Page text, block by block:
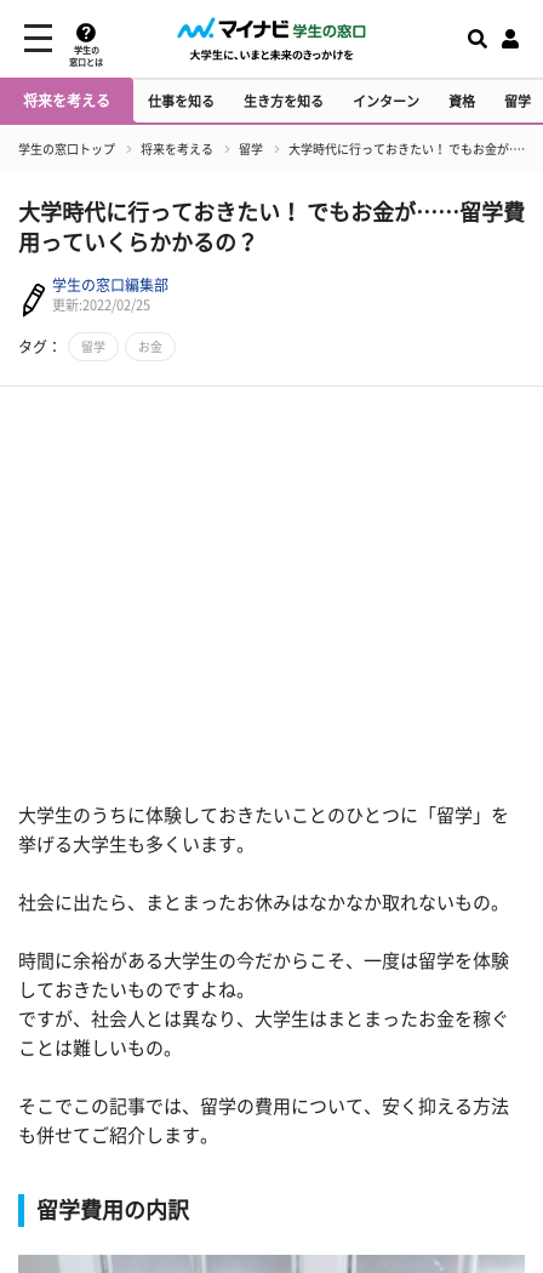
学生の
窓口とは
将来を考える 仕事を知る 生き方を知る インターン 資格 留学
学生の窓口トップ 将来を考える 留学 大学時代に行っておきたい！ でもお金が……
大学時代に行っておきたい！ でもお金が……留学費
用っていくらかかるの？
学生の窓口編集部
更新:2022/02/25
タグ： 留学 お金
大学生のうちに体験しておきたいことのひとつに「留学」を
挙げる大学生も多くいます。
社会に出たら、まとまったお休みはなかなか取れないもの。
時間に余裕がある大学生の今だからこそ、一度は留学を体験
しておきたいものですよね。
ですが、社会人とは異なり、大学生はまとまったお金を稼ぐ
ことは難しいもの。
そこでこの記事では、留学の費用について、安く抑える方法
も併せてご紹介します。
留学費用の内訳